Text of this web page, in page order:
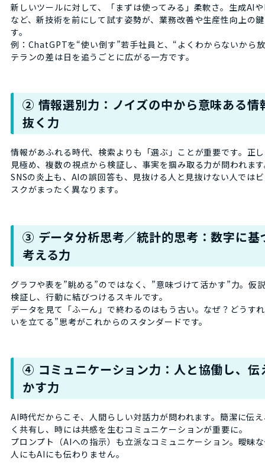
新しいツールに対して、「まずは使ってみる」柔軟さ。生成AI
など、新技術を前にして試す姿勢が、業務改善や生産性向上の
す。
例：ChatGPTを“使い倒す”若手社員と、“よくわからないから
テランの差は日を追うごとに広がる一方です。
② 情報選別力：ノイズの中から意味ある情
抜く力
情報があふれる時代、検索よりも「選ぶ」ことが重要です。正
見極め、複数の視点から検証し、事実を掴み取る力が問われま
SNSの炎上も、AIの誤回答も、見抜ける人と見抜けない人では
スクがまったく異なります。
③ データ分析思考／統計的思考：数字に基
考える力
グラフや表を”眺める”のではなく、”意味づけて活かす”力。仮
検証し、行動に結びつけるスキルです。
データを見て「ふーん」で終わるのはもう古い。なぜ？どうす
いを立てる”思考がこれからのスタンダードです。
④ コミュニケーション力：人と協働し、伝
かす力
AI時代だからこそ、人間らしい対話力が問われます。簡潔に伝
く共有し、時には共感を生むコミュニケーションが重要に。
プロンプト（AIへの指示）も立派なコミュニケーション。曖昧
人にもAIにも伝わりません。